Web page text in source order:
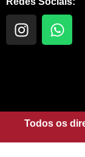
I
n
r
a
m
W
h
p
p
Todos os